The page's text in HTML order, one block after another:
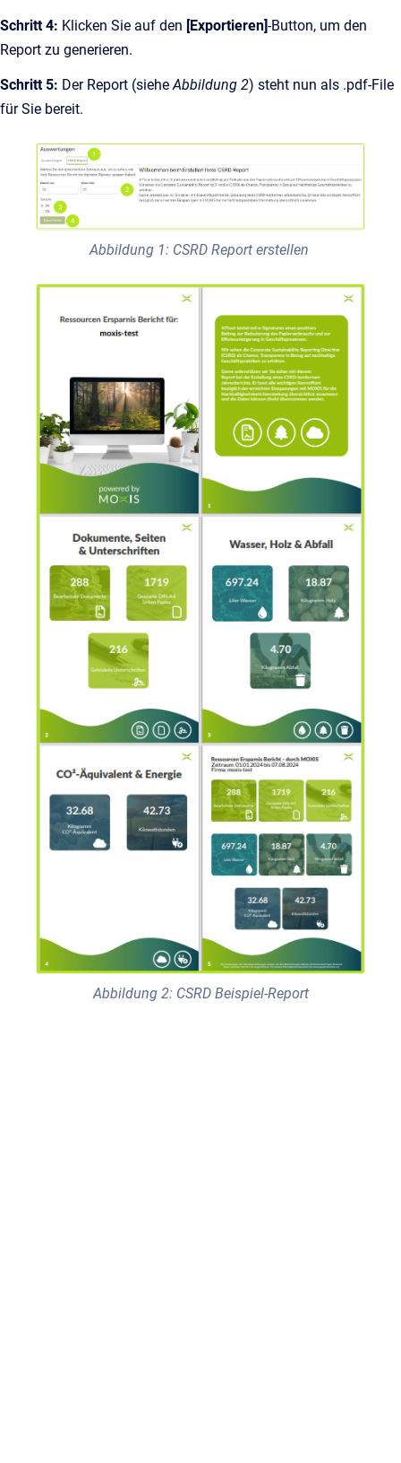
Schritt 4: Klicken Sie auf den [Exportieren]-Button, um den
Report zu generieren.
Schritt 5: Der Report (sieheAbbildung 2) steht nun als .pdf-File
für Sie bereit.
Abbildung 1: CSRD Report erstellen
Abbildung 2: CSRD Beispiel-Report